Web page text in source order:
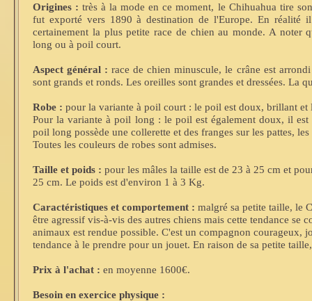
Origines : très à la mode en ce moment, le Chihuahua tire
fut exporté vers 1890 à destination de l'Europe. En réalité
certainement la plus petite race de chien au monde. A noter
long ou à poil court.
Aspect général : race de chien minuscule, le crâne est
sont grands et ronds. Les oreilles sont grandes et dressées. La
Robe : pour la variante à poil court : le poil est doux, brillant et
Pour la variante à poil long : le poil est également doux, il
poil long possède une collerette et des franges sur les pattes,
Toutes les couleurs de robes sont admises.
Taille et poids : pour les mâles la taille est de 23 à 25 cm et
25 cm. Le poids est d'environ 1 à 3 Kg.
Caractéristiques et comportement : malgré sa petite taille, le
être agressif vis-à-vis des autres chiens mais cette tendance
animaux est rendue possible. C'est un compagnon courageux,
tendance à le prendre pour un jouet. En raison de sa petite
Prix à l'achat : en moyenne 1600€.
Besoin en exercice physique :